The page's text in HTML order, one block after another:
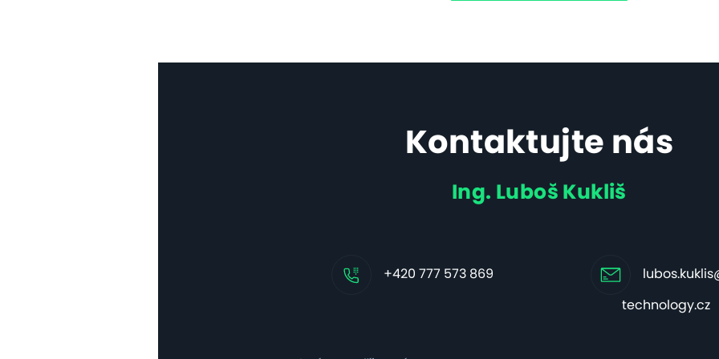
Kontaktujte nás
Ing. Luboš Kukliš
+420 777 573 869
technology.cz